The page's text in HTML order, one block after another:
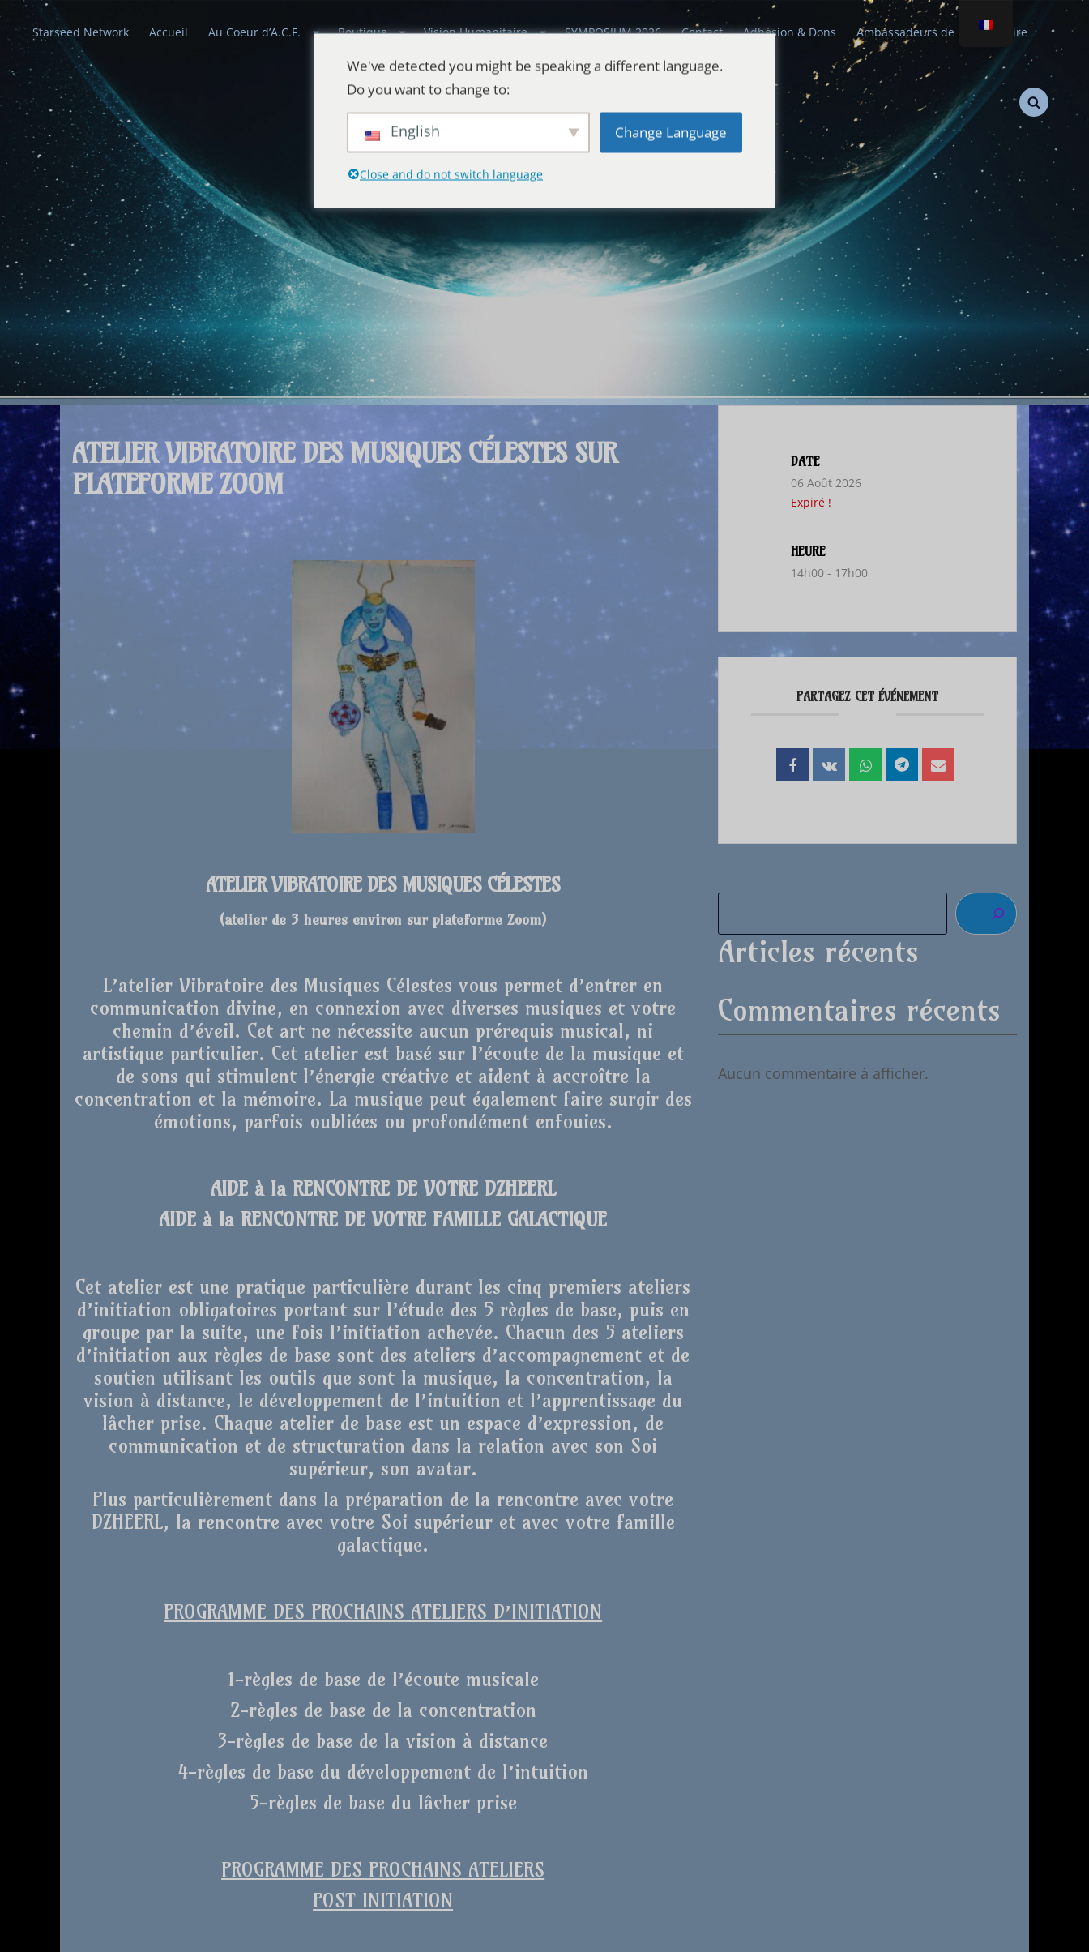
Starseed Network Accueil Au Coeur d’A.C.F. Boutique Vision Humanitaire SYMPOSIUM 2026 Contact Adhésion & Dons Ambassadeurs de Paix Stellaire
Alliances Célestes
Que la paix prévale sur la Terre et dans l'Univers
ATELIER VIBRATOIRE DES MUSIQUES CÉLESTES SUR
PLATEFORME ZOOM
ATELIER VIBRATOIRE DES MUSIQUES CÉLESTES
(atelier de 3 heures environ sur plateforme Zoom)
L’atelier Vibratoire des Musiques Célestes vous permet d’entrer en
communication divine, en connexion avec diverses musiques et votre
chemin d’éveil. Cet art ne nécessite aucun prérequis musical, ni
artistique particulier. Cet atelier est basé sur l’écoute de la musique et
de sons qui stimulent l’énergie créative et aident à accroître la
concentration et la mémoire. La musique peut également faire surgir des
émotions, parfois oubliées ou profondément enfouies.
AIDE à la RENCONTRE DE VOTRE DZHEERL
AIDE à la RENCONTRE DE VOTRE FAMILLE GALACTIQUE
Cet atelier est une pratique particulière durant les cinq premiers ateliers
d’initiation obligatoires portant sur l’étude des 5 règles de base, puis en
groupe par la suite, une fois l’initiation achevée. Chacun des 5 ateliers
d’initiation aux règles de base sont des ateliers d’accompagnement et de
soutien utilisant les outils que sont la musique, la concentration, la
vision à distance, le développement de l’intuition et l’apprentissage du
lâcher prise. Chaque atelier de base est un espace d’expression, de
communication et de structuration dans la relation avec son Soi
supérieur, son avatar.
Plus particulièrement dans la préparation de la rencontre avec votre
DZHEERL, la rencontre avec votre Soi supérieur et avec votre famille
galactique.
PROGRAMME DES PROCHAINS ATELIERS D’INITIATION
1-règles de base de l’écoute musicale
2-règles de base de la concentration
3-règles de base de la vision à distance
4-règles de base du développement de l’intuition
5-règles de base du lâcher prise
PROGRAMME DES PROCHAINS ATELIERS
POST INITIATION
DATE
06 Août 2026
Expiré !
HEURE
14h00 - 17h00
PARTAGEZ CET ÉVÉNEMENT
Articles récents
Commentaires récents
Aucun commentaire à afficher.
We've detected you might be speaking a different language.
Do you want to change to:
English Change Language
Close and do not switch language